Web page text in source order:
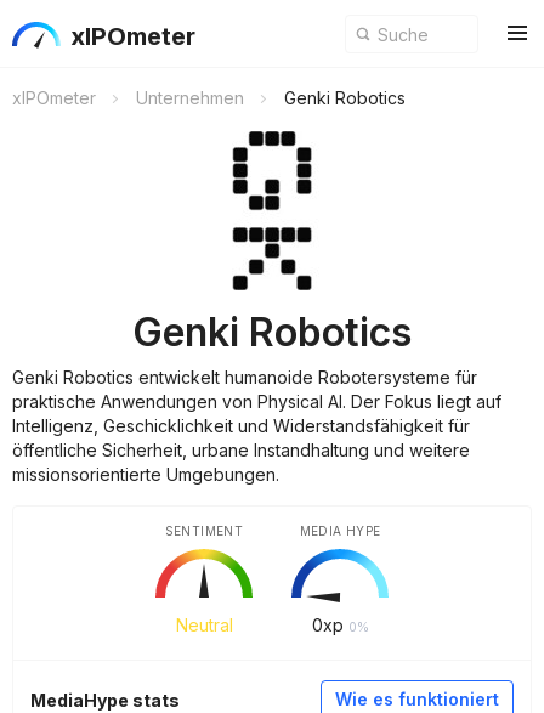
xIPOmeter
xIPOmeter Unternehmen Genki Robotics
Genki Robotics
Genki Robotics entwickelt humanoide Robotersysteme für
praktische Anwendungen von Physical AI. Der Fokus liegt auf
Intelligenz, Geschicklichkeit und Widerstandsfähigkeit für
öffentliche Sicherheit, urbane Instandhaltung und weitere
missionsorientierte Umgebungen.
Neutral
SENTIMENT
0xp 0%
MEDIA HYPE
Wie es funktioniert
MediaHype stats